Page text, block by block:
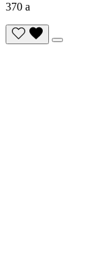
370 a